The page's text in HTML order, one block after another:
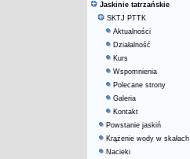
Jaskinie tatrzańskie
SKTJ PTTK
Aktualności
Działalność
Kurs
Wspomnienia
Polecane strony
Galeria
Kontakt
Powstanie jaskiń
Krążenie wody w skałach
Nacieki